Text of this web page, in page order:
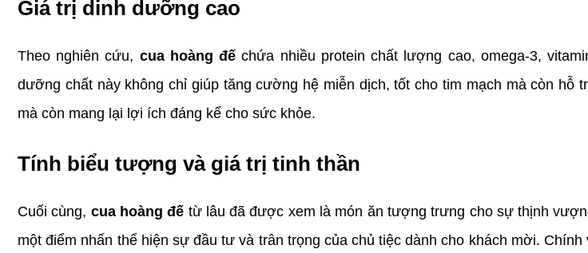
Giá trị dinh dưỡng cao
Theo nghiên cứu, cua hoàng đế chứa nhiều protein chất lượng cao, omega-3,
dưỡng chất này không chỉ giúp tăng cường hệ miễn dịch, tốt cho tim mạch mà còn
mà còn mang lại lợi ích đáng kể cho sức khỏe.
Tính biểu tượng và giá trị tinh thần
Cuối cùng, cua hoàng đế từ lâu đã được xem là món ăn tượng trưng cho sự thịnh
một điểm nhấn thể hiện sự đầu tư và trân trọng của chủ tiệc dành cho khách mời.